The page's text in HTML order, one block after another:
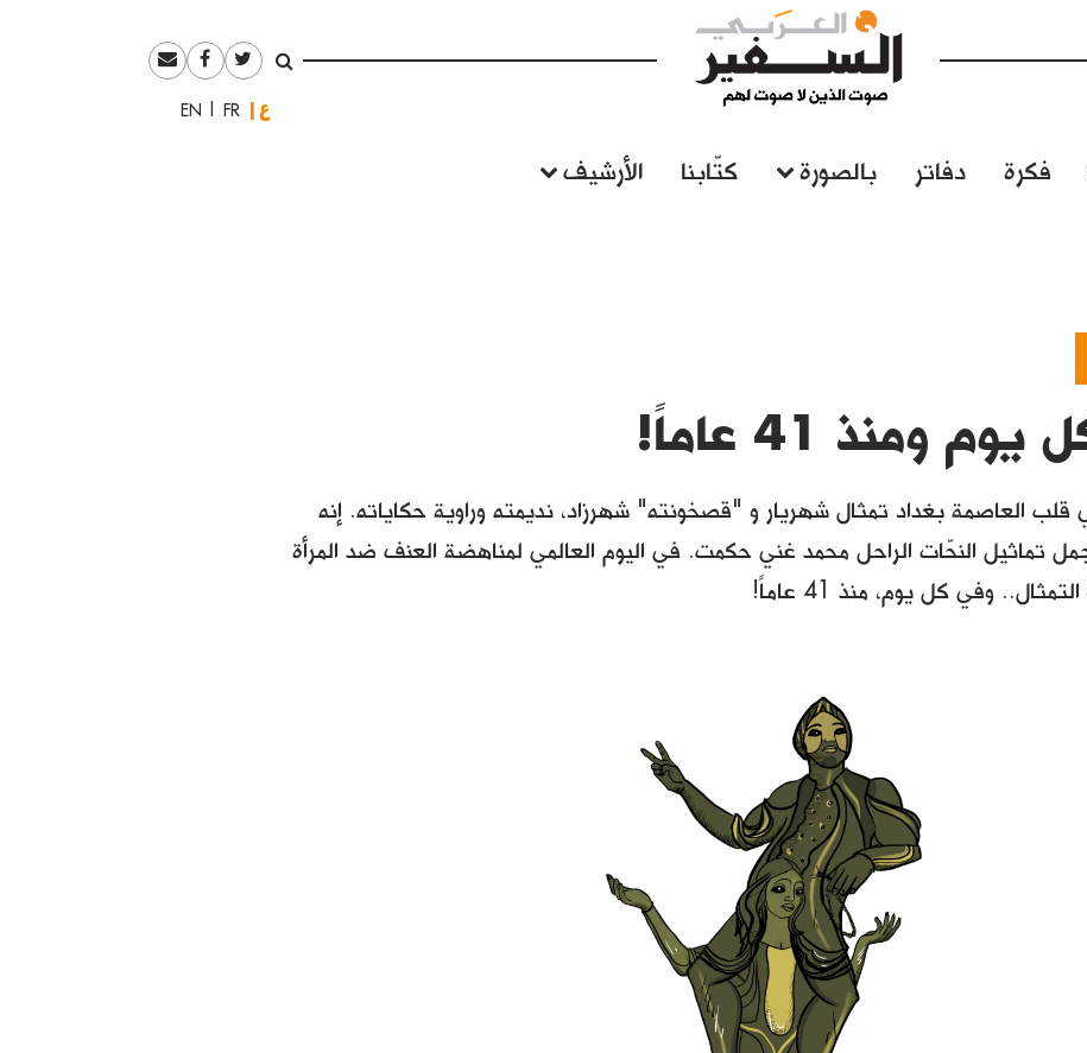
العربيةFrançais
English
فكرة دفاتر بالصورة كتّابنا الأرشيف
ومنذ 41 عاماً!
العاصمة بغداد تمثال شهريار و "قصخونته" شهرزاد، نديمته وراوية حكاياته. إنه
تماثيل النحّات الراحل محمد غني حكمت. في اليوم العالمي لمناهضة العنف ضد المرأة
وفي كل يوم، منذ 41 عاماً!